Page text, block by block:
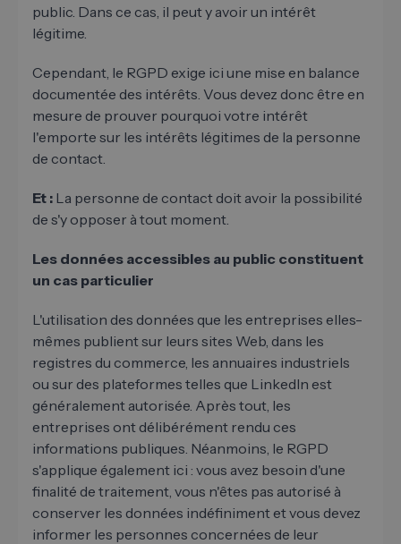
public. Dans ce cas, il peut y avoir un intérêt
légitime.
Cependant, le RGPD exige ici une mise en balance
documentée des intérêts. Vous devez donc être en
mesure de prouver pourquoi votre intérêt
l'emporte sur les intérêts légitimes de la personne
de contact.
Et : La personne de contact doit avoir la possibilité
de s'y opposer à tout moment.
Les données accessibles au public constituent
un cas particulier
L'utilisation des données que les entreprises elles-
mêmes publient sur leurs sites Web, dans les
registres du commerce, les annuaires industriels
ou sur des plateformes telles que LinkedIn est
généralement autorisée. Après tout, les
entreprises ont délibérément rendu ces
informations publiques. Néanmoins, le RGPD
s'applique également ici : vous avez besoin d'une
finalité de traitement, vous n'êtes pas autorisé à
conserver les données indéfiniment et vous devez
informer les personnes concernées de leur